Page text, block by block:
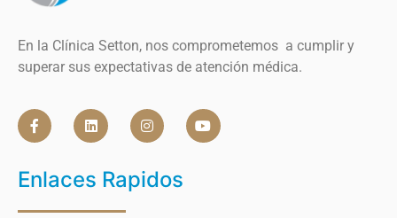
En la Clínica Setton, nos comprometemos a cumplir y
superar sus expectativas de atención médica.
Enlaces Rapidos